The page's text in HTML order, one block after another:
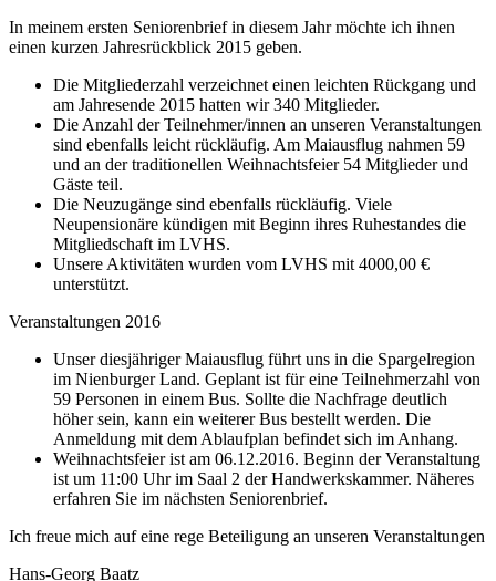
In meinem ersten Seniorenbrief in diesem Jahr möchte ich ihnen
einen kurzen Jahresrückblick 2015 geben.
Die Mitgliederzahl verzeichnet einen leichten Rückgang und
am Jahresende 2015 hatten wir 340 Mitglieder.
Die Anzahl der Teilnehmer/innen an unseren Veranstaltungen
sind ebenfalls leicht rückläufig. Am Maiausflug nahmen 59
und an der traditionellen Weihnachtsfeier 54 Mitglieder und
Gäste teil.
Die Neuzugänge sind ebenfalls rückläufig. Viele
Neupensionäre kündigen mit Beginn ihres Ruhestandes die
Mitgliedschaft im LVHS.
Unsere Aktivitäten wurden vom LVHS mit 4000,00 €
unterstützt.
Veranstaltungen 2016
Unser diesjähriger Maiausflug führt uns in die Spargelregion
im Nienburger Land. Geplant ist für eine Teilnehmerzahl von
59 Personen in einem Bus. Sollte die Nachfrage deutlich
höher sein, kann ein weiterer Bus bestellt werden. Die
Anmeldung mit dem Ablaufplan befindet sich im Anhang.
Weihnachtsfeier ist am 06.12.2016. Beginn der Veranstaltung
ist um 11:00 Uhr im Saal 2 der Handwerkskammer. Näheres
erfahren Sie im nächsten Seniorenbrief.
Ich freue mich auf eine rege Beteiligung an unseren Veranstaltungen
Hans-Georg Baatz